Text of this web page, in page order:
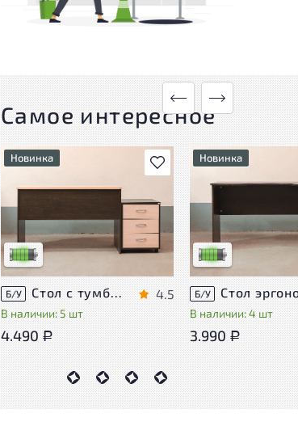
Самое интересное
В избранное
Новинка
незначительные следы
эксплуатации, не влияющие
использования
Низкая степень износа
Б/У
В наличии: 5 шт
4.5
4.490 Р
Новинка
У товара
незначительные
эксплуатации, не
на удобство его
использования
Низкая степень
Б/У
В наличии: 4 шт
3.990 Р